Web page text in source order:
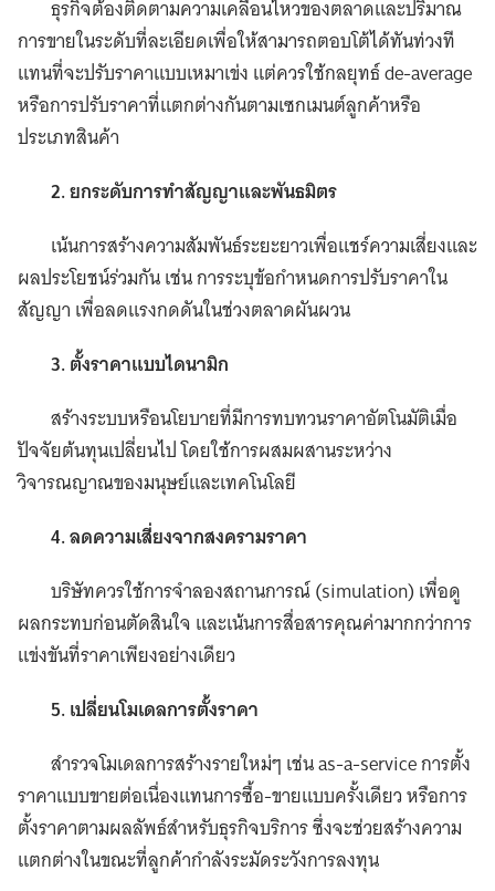
ธุรกิจต้องติดตามความเคลื่อนไหวของตลาดและปริมาณ
การขายในระดับที่ละเอียดเพื่อให้สามารถตอบโต้ได้ทันท่วงที
แทนที่จะปรับราคาแบบเหมาเข่ง แต่ควรใช้กลยุทธ์ de-average
หรือการปรับราคาที่แตกต่างกันตามเซกเมนต์ลูกค้าหรือ
ประเภทสินค้า
2. ยกระดับการทำสัญญาและพันธมิตร
เน้นการสร้างความสัมพันธ์ระยะยาวเพื่อแชร์ความเสี่ยงและ
ผลประโยชน์ร่วมกัน เช่น การระบุข้อกำหนดการปรับราคาใน
สัญญา เพื่อลดแรงกดดันในช่วงตลาดผันผวน
3. ตั้งราคาแบบไดนามิก
สร้างระบบหรือนโยบายที่มีการทบทวนราคาอัตโนมัติเมื่อ
ปัจจัยต้นทุนเปลี่ยนไป โดยใช้การผสมผสานระหว่าง
วิจารณญาณของมนุษย์และเทคโนโลยี
4. ลดความเสี่ยงจากสงครามราคา
บริษัทควรใช้การจำลองสถานการณ์ (simulation) เพื่อดู
ผลกระทบก่อนตัดสินใจ และเน้นการสื่อสารคุณค่ามากกว่าการ
แข่งขันที่ราคาเพียงอย่างเดียว
5. เปลี่ยนโมเดลการตั้งราคา
สำรวจโมเดลการสร้างรายใหม่ๆ เช่น as-a-service การตั้ง
ราคาแบบขายต่อเนื่องแทนการซื้อ-ขายแบบครั้งเดียว หรือการ
ตั้งราคาตามผลลัพธ์สำหรับธุรกิจบริการ ซึ่งจะช่วยสร้างความ
แตกต่างในขณะที่ลูกค้ากำลังระมัดระวังการลงทุน